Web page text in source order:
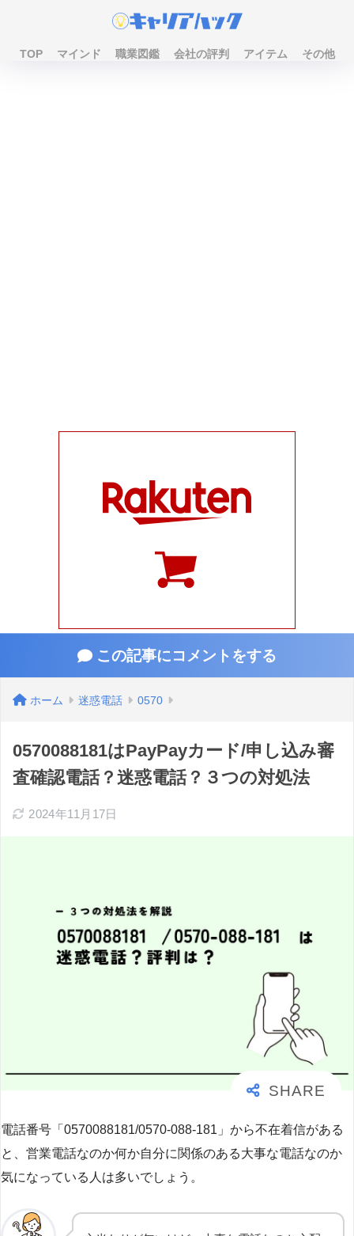
TOP マインド 職業図鑑 会社の評判 アイテム その他
この記事にコメントをする
ホーム 迷惑電話 0570
0570088181はPayPayカード/申し込み審
査確認電話？迷惑電話？３つの対処法
2024年11月17日
電話番号「0570088181/0570-088-181」から不在着信がある
と、営業電話なのか何か自分に関係のある大事な電話なのか
気になっている人は多いでしょう。